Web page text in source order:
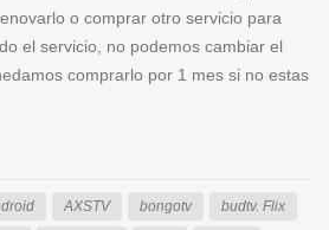
o comprar otro servicio para
el servicio, no podemos cambiar el
comprarlo por 1 mes si no estas
AXSTV bongotv budtv. Flix